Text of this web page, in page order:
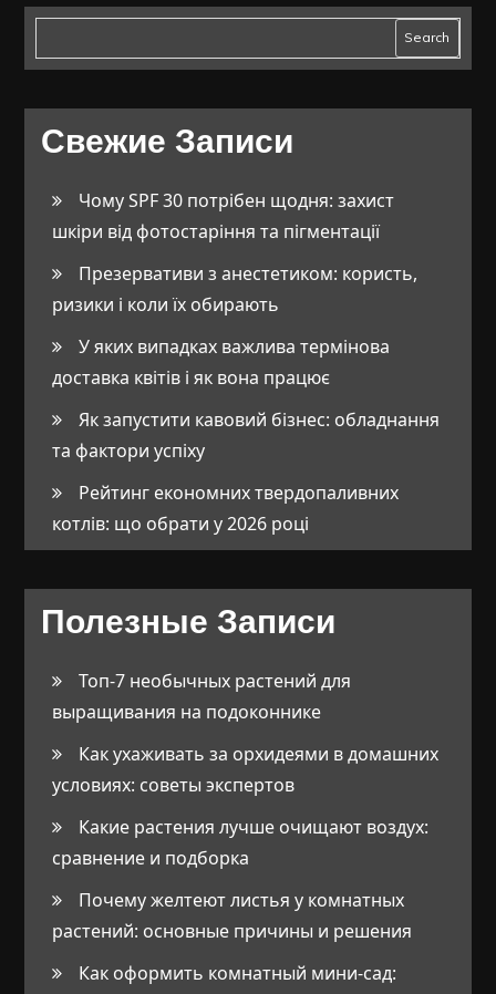
Search
Свежие Записи
Чому SPF 30 потрібен щодня: захист
шкіри від фотостаріння та пігментації
Презервативи з анестетиком: користь,
ризики і коли їх обирають
У яких випадках важлива термінова
доставка квітів і як вона працює
Як запустити кавовий бізнес: обладнання
та фактори успіху
Рейтинг економних твердопаливних
котлів: що обрати у 2026 році
Полезные Записи
Топ-7 необычных растений для
выращивания на подоконнике
Как ухаживать за орхидеями в домашних
условиях: советы экспертов
Какие растения лучше очищают воздух:
сравнение и подборка
Почему желтеют листья у комнатных
растений: основные причины и решения
Как оформить комнатный мини-сад: